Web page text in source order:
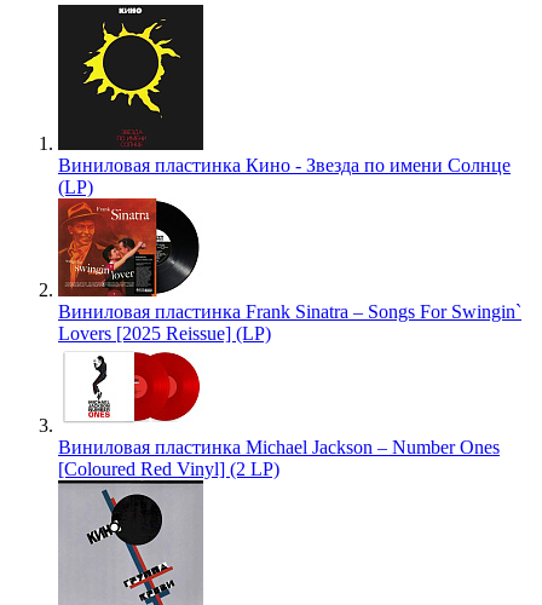
Виниловая пластинка Кино - Звезда по имени Солнце
(LP)
Виниловая пластинка Frank Sinatra – Songs For Swingin`
Lovers [2025 Reissue] (LP)
Виниловая пластинка Michael Jackson – Number Ones
[Coloured Red Vinyl] (2 LP)